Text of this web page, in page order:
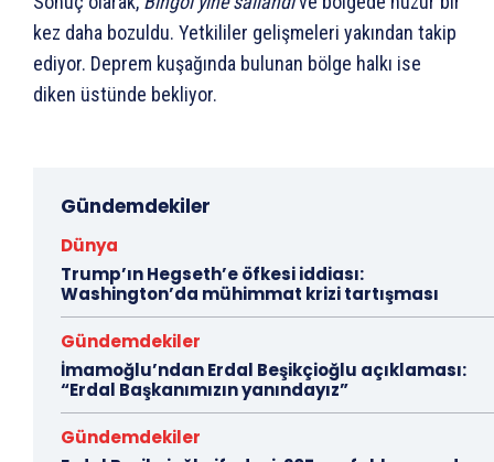
kez daha bozuldu. Yetkililer gelişmeleri yakından takip
ediyor. Deprem kuşağında bulunan bölge halkı ise
diken üstünde bekliyor.
Gündemdekiler
Dünya
Trump’ın Hegseth’e öfkesi iddiası:
Washington’da mühimmat krizi tartışması
Gündemdekiler
İmamoğlu’ndan Erdal Beşikçioğlu açıklaması:
“Erdal Başkanımızın yanındayız”
Gündemdekiler